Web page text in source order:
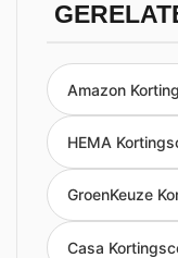
Amazon
HEMA
GroenKeuze
Casa